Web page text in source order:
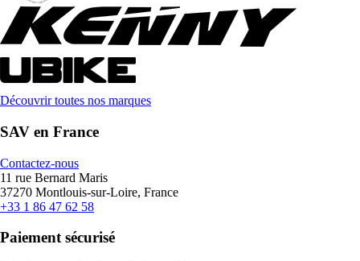
Découvrir toutes nos marques
SAV en France
Contactez-nous
11 rue Bernard Maris
37270 Montlouis-sur-Loire, France
+33 1 86 47 62 58
Paiement sécurisé